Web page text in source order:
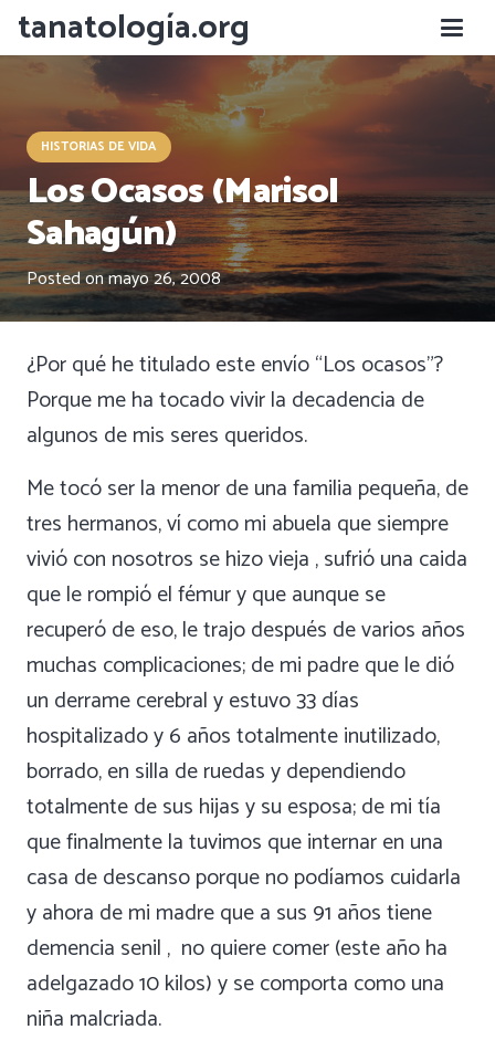
tanatología.org
HISTORIAS DE VIDA
Los Ocasos (Marisol
Sahagún)
Posted onmayo 26, 2008
¿Por qué he titulado este envío “Los ocasos”?
Porque me ha tocado vivir la decadencia de
algunos de mis seres queridos.
Me tocó ser la menor de una familia pequeña, de
tres hermanos, ví como mi abuela que siempre
vivió con nosotros se hizo vieja , sufrió una caida
que le rompió el fémur y que aunque se
recuperó de eso, le trajo después de varios años
muchas complicaciones; de mi padre que le dió
un derrame cerebral y estuvo 33 días
hospitalizado y 6 años totalmente inutilizado,
borrado, en silla de ruedas y dependiendo
totalmente de sus hijas y su esposa; de mi tía
que finalmente la tuvimos que internar en una
casa de descanso porque no podíamos cuidarla
y ahora de mi madre que a sus 91 años tiene
demencia senil , no quiere comer (este año ha
adelgazado 10 kilos) y se comporta como una
niña malcriada.